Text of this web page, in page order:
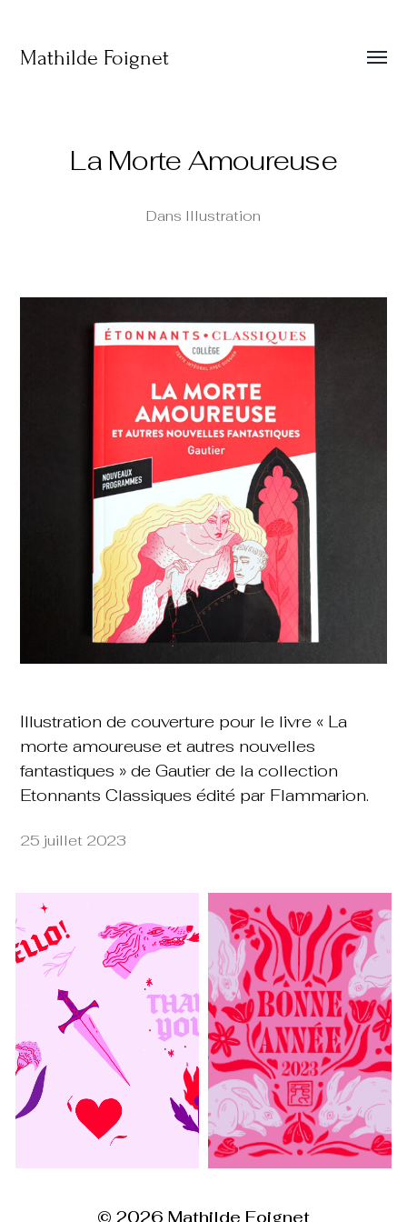
Mathilde Foignet
La Morte Amoureuse
Dans Illustration
Illustration de couverture pour le livre « La
morte amoureuse et autres nouvelles
fantastiques » de Gautier de la collection
Etonnants Classiques édité par Flammarion.
25 juillet 2023
© 2026 Mathilde Foignet